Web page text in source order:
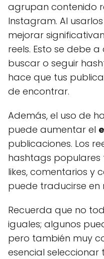
agrupan contenido
Instagram. Al
mejorar
reels. Esto se debe
buscar o seguir
hace que tus
de encontrar.
Además, el uso de
puede aumentar el
publicaciones. Los
hashtags populares
likes, comentarios y
puede traducirse en
Recuerda que no
iguales; algunos
pero también muy
esencial